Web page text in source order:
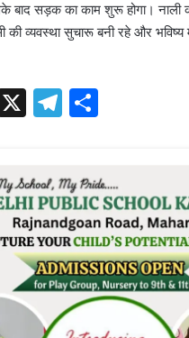
बाद सड़क का काम शुरू होगा। नाली
की व्यवस्था सुचारू बनी रहे और भविष्य
X
T
gr
a
m
e